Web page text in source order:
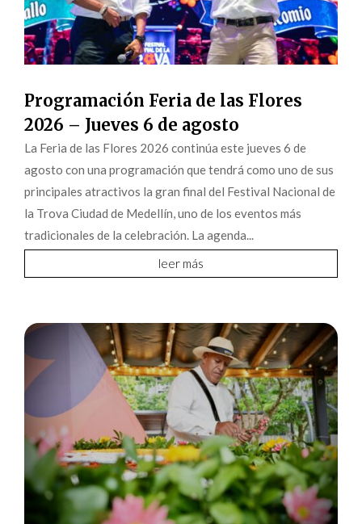
Programación Feria de las Flores
2026 – Jueves 6 de agosto
La Feria de las Flores 2026 continúa este jueves 6 de
agosto con una programación que tendrá como uno de sus
principales atractivos la gran final del Festival Nacional de
la Trova Ciudad de Medellín, uno de los eventos más
tradicionales de la celebración. La agenda...
leer más